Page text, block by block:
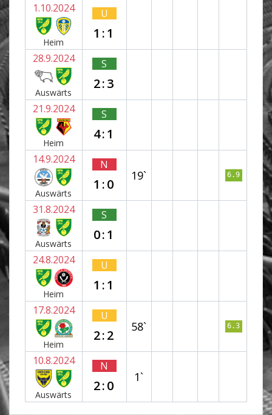
1.10.2024
Heim
U
1:1
28.9.2024
Auswärts
S
2:3
21.9.2024
Heim
S
4:1
14.9.2024
Auswärts
N
1:0
19` 6.9
31.8.2024
Auswärts
S
0:1
24.8.2024
Heim
U
1:1
17.8.2024
Heim
U
2:2
58` 6.3
10.8.2024
Auswärts
N
2:0
1`